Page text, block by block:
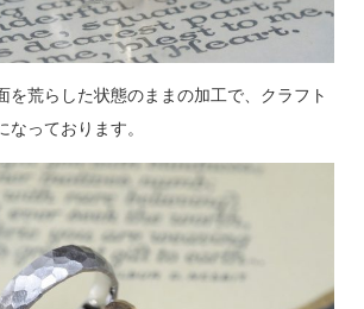
を荒らした状態のままの加工で、クラフト
なっております。